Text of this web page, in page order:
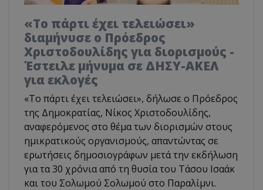
«Το πάρτι έχει τελειώσει»
διαμήνυσε ο Πρόεδρος
Χριστοδουλίδης για διορισμούς -
Έστειλε μήνυμα σε ΔΗΣΥ-ΑΚΕΛ
για εκλογές
«Το πάρτι έχει τελειώσει», δήλωσε ο Πρόεδρος
της Δημοκρατίας, Νίκος Χριστοδουλίδης,
αναφερόμενος στο θέμα των διορισμών στους
ημικρατικούς οργανισμούς, απαντώντας σε
ερωτήσεις δημοσιογράφων μετά την εκδήλωση
για τα 30 χρόνια από τη θυσία του Τάσου Ισαάκ
και του Σολωμού Σολωμού στο Παραλίμνι.